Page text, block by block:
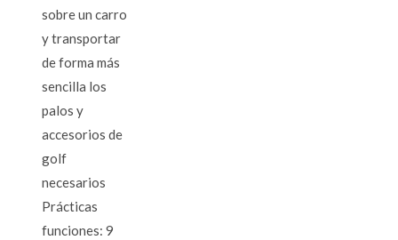
sobre un carro
y transportar
de forma más
sencilla los
palos y
accesorios de
golf
necesarios
Prácticas
funciones: 9